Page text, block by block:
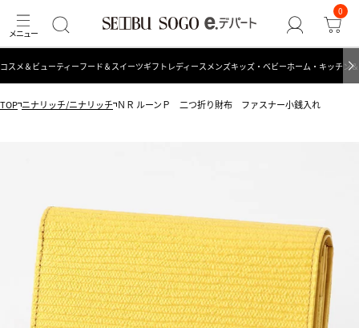
0
コスメ＆ビューティーフード＆スイーツギフト レディース メンズキッズ・ベビーホーム・キッチン
TOP ニナリッチ/ニナリッチ ＮＲ ルーンＰ 二つ折り財布 ファスナー小銭入れ